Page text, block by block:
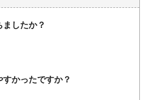
したか？
かったですか？